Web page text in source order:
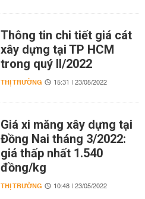
Thông tin chi tiết giá cát
xây dựng tại TP HCM
trong quý II/2022
THỊ TRƯỜNG 15:31 | 23/05/2022
Giá xi măng xây dựng tại
Đồng Nai tháng 3/2022:
giá thấp nhất 1.540
đồng/kg
THỊ TRƯỜNG 10:48 | 23/05/2022